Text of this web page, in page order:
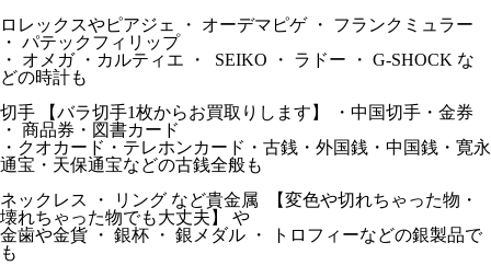
ロレックスやピアジェ ・ オーデマピゲ ・ フランクミュラー
・ パテックフィリップ
・ オメガ ・カルティエ ・ SEIKO ・ ラドー ・ G-SHOCK な
どの時計も
切手 【バラ切手1枚からお買取りします】 ・中国切手・金券
・ 商品券・図書カード
・クオカード・テレホンカード・古銭・外国銭・中国銭・寛永
通宝・天保通宝などの古銭全般も
ネックレス ・ リング など貴金属 【変色や切れちゃった物・
壊れちゃった物でも大丈夫】 や
金歯や金貨 ・ 銀杯 ・ 銀メダル ・ トロフィーなどの銀製品で
も